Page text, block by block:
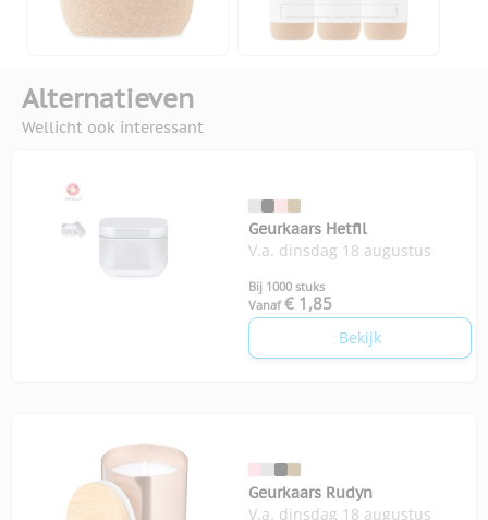
Alternatieven
Wellicht ook interessant
Geurkaars Hetfil
V.a. dinsdag 18 augustus
Bij 1000 stuks
Vanaf € 1,85
Bekijk
Geurkaars Rudyn
V.a. dinsdag 18 augustus